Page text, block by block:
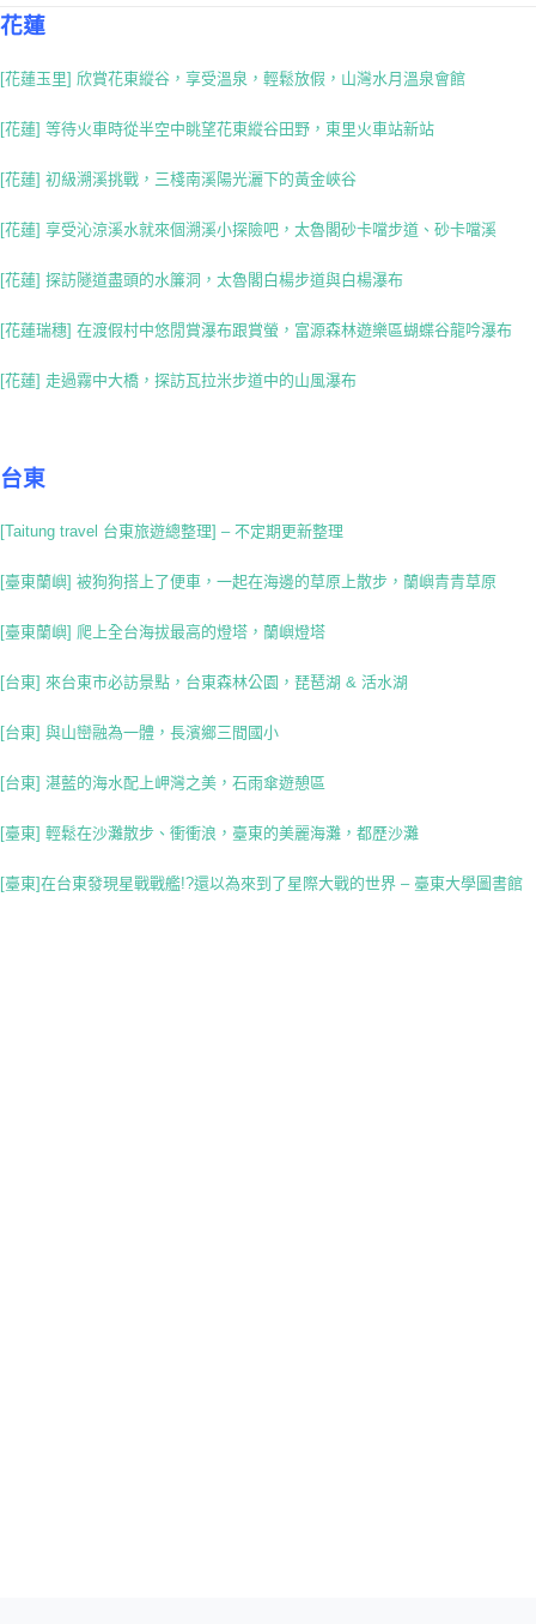
花蓮
[花蓮玉里] 欣賞花東縱谷，享受溫泉，輕鬆放假，山灣水月溫泉會館
[花蓮] 等待火車時從半空中眺望花東縱谷田野，東里火車站新站
[花蓮] 初級溯溪挑戰，三棧南溪陽光灑下的黃金峽谷
[花蓮] 享受沁涼溪水就來個溯溪小探險吧，太魯閣砂卡噹步道、砂卡噹溪
[花蓮] 探訪隧道盡頭的水簾洞，太魯閣白楊步道與白楊瀑布
[花蓮瑞穗] 在渡假村中悠閒賞瀑布跟賞螢，富源森林遊樂區蝴蝶谷龍吟瀑布
[花蓮] 走過霧中大橋，探訪瓦拉米步道中的山風瀑布
台東
[Taitung travel 台東旅遊總整理] – 不定期更新整理
[臺東蘭嶼] 被狗狗搭上了便車，一起在海邊的草原上散步，蘭嶼青青草原
[臺東蘭嶼] 爬上全台海拔最高的燈塔，蘭嶼燈塔
[台東] 來台東市必訪景點，台東森林公園，琵琶湖 & 活水湖
[台東] 與山巒融為一體，長濱鄉三間國小
[台東] 湛藍的海水配上岬灣之美，石雨傘遊憩區
[臺東] 輕鬆在沙灘散步、衝衝浪，臺東的美麗海灘，都歷沙灘
[臺東]在台東發現星戰戰艦!?還以為來到了星際大戰的世界 – 臺東大學圖書館